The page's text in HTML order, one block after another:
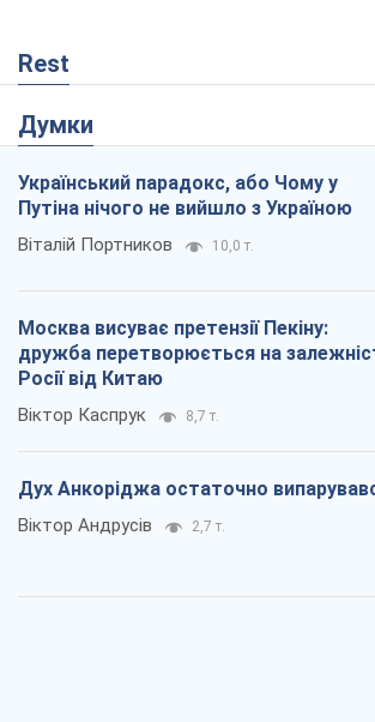
Rest
Думки
Український парадокс, або Чому у
Путіна нічого не вийшло з Україною
Віталій Портников 10,0 т.
Москва висуває претензії Пекіну:
дружба перетворюється на
Росії від Китаю
Віктор Каспрук 8,7 т.
Дух Анкоріджа остаточно
Віктор Андрусів 2,7 т.